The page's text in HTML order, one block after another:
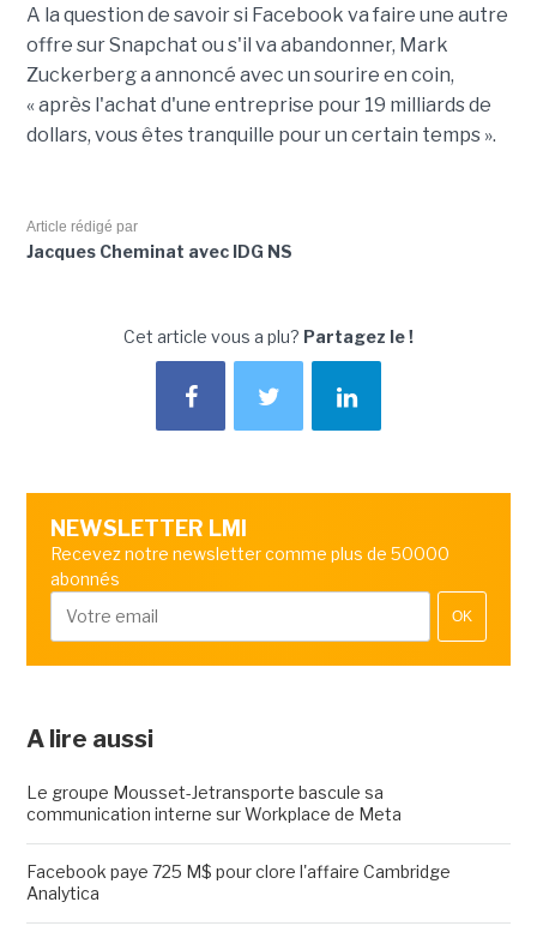
A la question de savoir si Facebook va faire une autre
offre sur Snapchat ou s'il va abandonner, Mark
Zuckerberg a annoncé avec un sourire en coin,
« après l'achat d'une entreprise pour 19 milliards de
dollars, vous êtes tranquille pour un certain temps ».
Article rédigé par
Jacques Cheminat avec IDG NS
Cet article vous a plu? Partagez le !
NEWSLETTER LMI
Recevez notre newsletter comme plus de 50000
abonnés
OK
A lire aussi
Le groupe Mousset-Jetransporte bascule sa
communication interne sur Workplace de Meta
Facebook paye 725 M$ pour clore l'affaire Cambridge
Analytica